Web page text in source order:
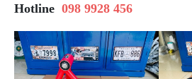
Hotline 098 9928 456